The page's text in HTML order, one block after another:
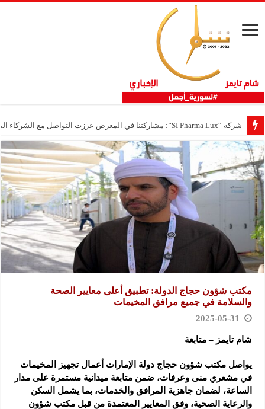
شركة “SI Pharma Lux”: مشاركتنا في المعرض عززت التواصل مع الشركاء المحليين والدوليين
مكتب شؤون حجاج الدولة: تطبيق أعلى معايير الصحة
والسلامة في جميع مرافق المخيمات
2025-05-31
شام تايمز – متابعة
يواصل مكتب شؤون حجاج دولة الإمارات أعمال تجهيز المخيمات
في مشعري منى وعرفات، ضمن متابعة ميدانية مستمرة على مدار
الساعة، لضمان جاهزية المرافق والخدمات، بما يشمل السكن
والرعاية الصحية، وفق المعايير المعتمدة من قبل مكتب شؤون